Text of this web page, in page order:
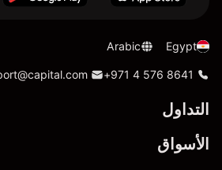
Egypt
Arabic
+971 4 576 8641
التداول
الأسواق